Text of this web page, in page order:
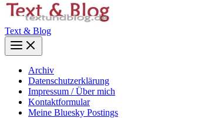
Text & Blog
Main
Menu
Archiv
Datenschutzerklärung
Impressum / Über mich
Kontaktformular
Meine Bluesky Postings